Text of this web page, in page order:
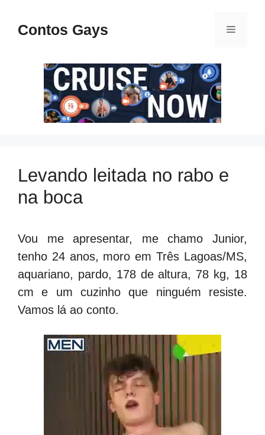
paraContos Gays Menu
Levando leitada no rabo e
na boca
Vou me apresentar, me chamo Junior,
tenho 24 anos, moro em Três Lagoas/MS,
aquariano, pardo, 178 de altura, 78 kg, 18
cm e um cuzinho que ninguém resiste.
Vamos lá ao conto.